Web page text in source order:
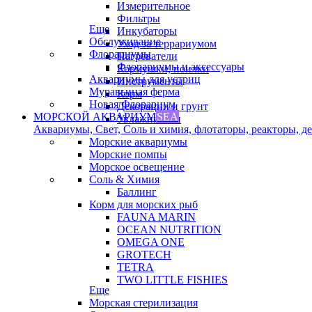
Измерительное
Фильтры
Инкубаторы
Уход за террариумом
Нагреватели
Кормушки, поилки
Инструменты
Корм
Декорации и грунт
Увлажнители
Еще
Обслуживание
Флорариумы
Флорариумы и аксессуары
Аквариумы для устриц
Муравьиная ферма
Новая Флорариум
МОРСКОЙ АКВАРИУМSEA
Аквариумы, Свет, Соль и химия, флотаторы, реакторы,
Морские аквариумы
Морские помпы
Морское освещение
Соль & Химия
Баллинг
Корм для морских рыб
FAUNA MARIN
OCEAN NUTRITION
OMEGA ONE
GROTECH
TETRA
TWO LITTLE FISHIES
Еще
Морская стерилизация